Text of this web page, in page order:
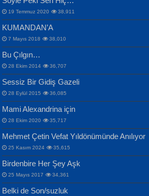
İPEK ACAR SERT
Gazze’nin Şecaati, Ümmetin İmtihanı...
MAHMUT GÜRBÜZ
İbrahim Olmak ve Bitirebilmek...
Selahattin Yıldız
İdrakimle Üşürken...
Songül Özel
Mahzen...
ERDEM BAYAZIT
Sana, Bana, Vatanıma, Ülkemin
İnsanlarına Dair...
NAZIM HİKMET RAN
Bir Cezaevinde, Tecritteki Adamın
Mektupları...
19 Temmuz 2020 38,911
KUMANDAN’A
7 Mayıs 2018 38,010
Bu Çılgın…
28 Ekim 2014 36,707
Sessiz Bir Gidiş Gazeli
28 Eylül 2015 36,085
Mami Alexandrina için
28 Ekim 2020 35,717
Mehmet Çetin Vefat Yıldönümünde Anılıyor
25 Kasım 2024 35,615
Birdenbire Her Şey Aşk
25 Mayıs 2017 34,361
Belki de Son/suzluk